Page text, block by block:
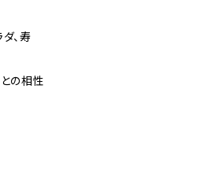
、寿
の相性